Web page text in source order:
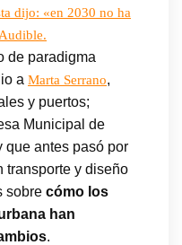
dijo: «en 2030 no ha
de paradigma
a Marta Serrano,
y puertos;
Municipal de
que antes pasó por
transporte y diseño
sobre cómo los
han
.